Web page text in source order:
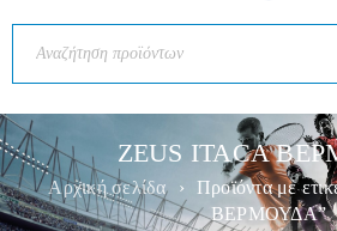
ZEUS ITACA
Αρχική σελίδα ›
Προϊόντα με
ΒΕΡΜΟΥΔΑ”